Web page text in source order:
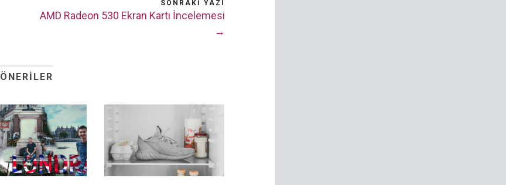
SONRAKI YAZI
AMD Radeon 530 Ekran Kartı İncelemesi
→
ÖNERILER